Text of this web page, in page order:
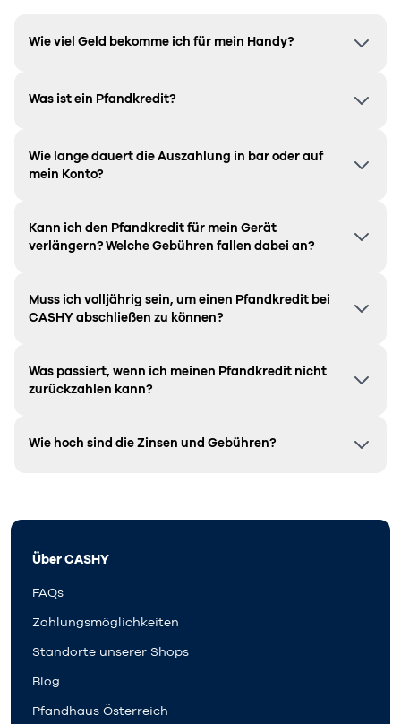
Wie viel Geld bekomme ich für mein Handy?
Was ist ein Pfandkredit?
Wie lange dauert die Auszahlung in bar oder auf
mein Konto?
Kann ich den Pfandkredit für mein Gerät
verlängern? Welche Gebühren fallen dabei an?
Muss ich volljährig sein, um einen Pfandkredit bei
CASHY abschließen zu können?
Was passiert, wenn ich meinen Pfandkredit nicht
zurückzahlen kann?
Wie hoch sind die Zinsen und Gebühren?
Über CASHY
FAQs
Zahlungsmöglichkeiten
Standorte unserer Shops
Blog
Pfandhaus Österreich